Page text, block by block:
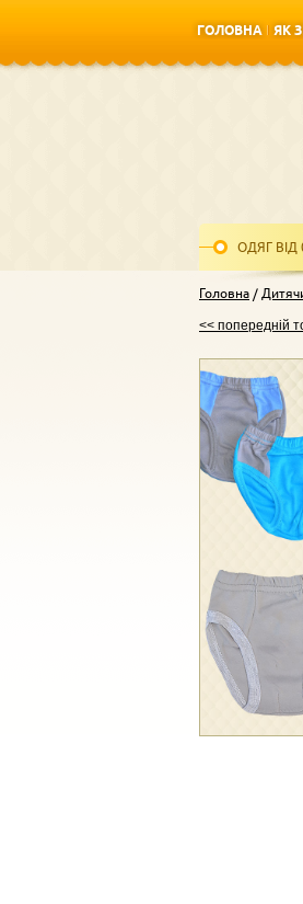
ГОЛОВНА
ЯК
ОДЯГ ВІД
Головна
<< попередній